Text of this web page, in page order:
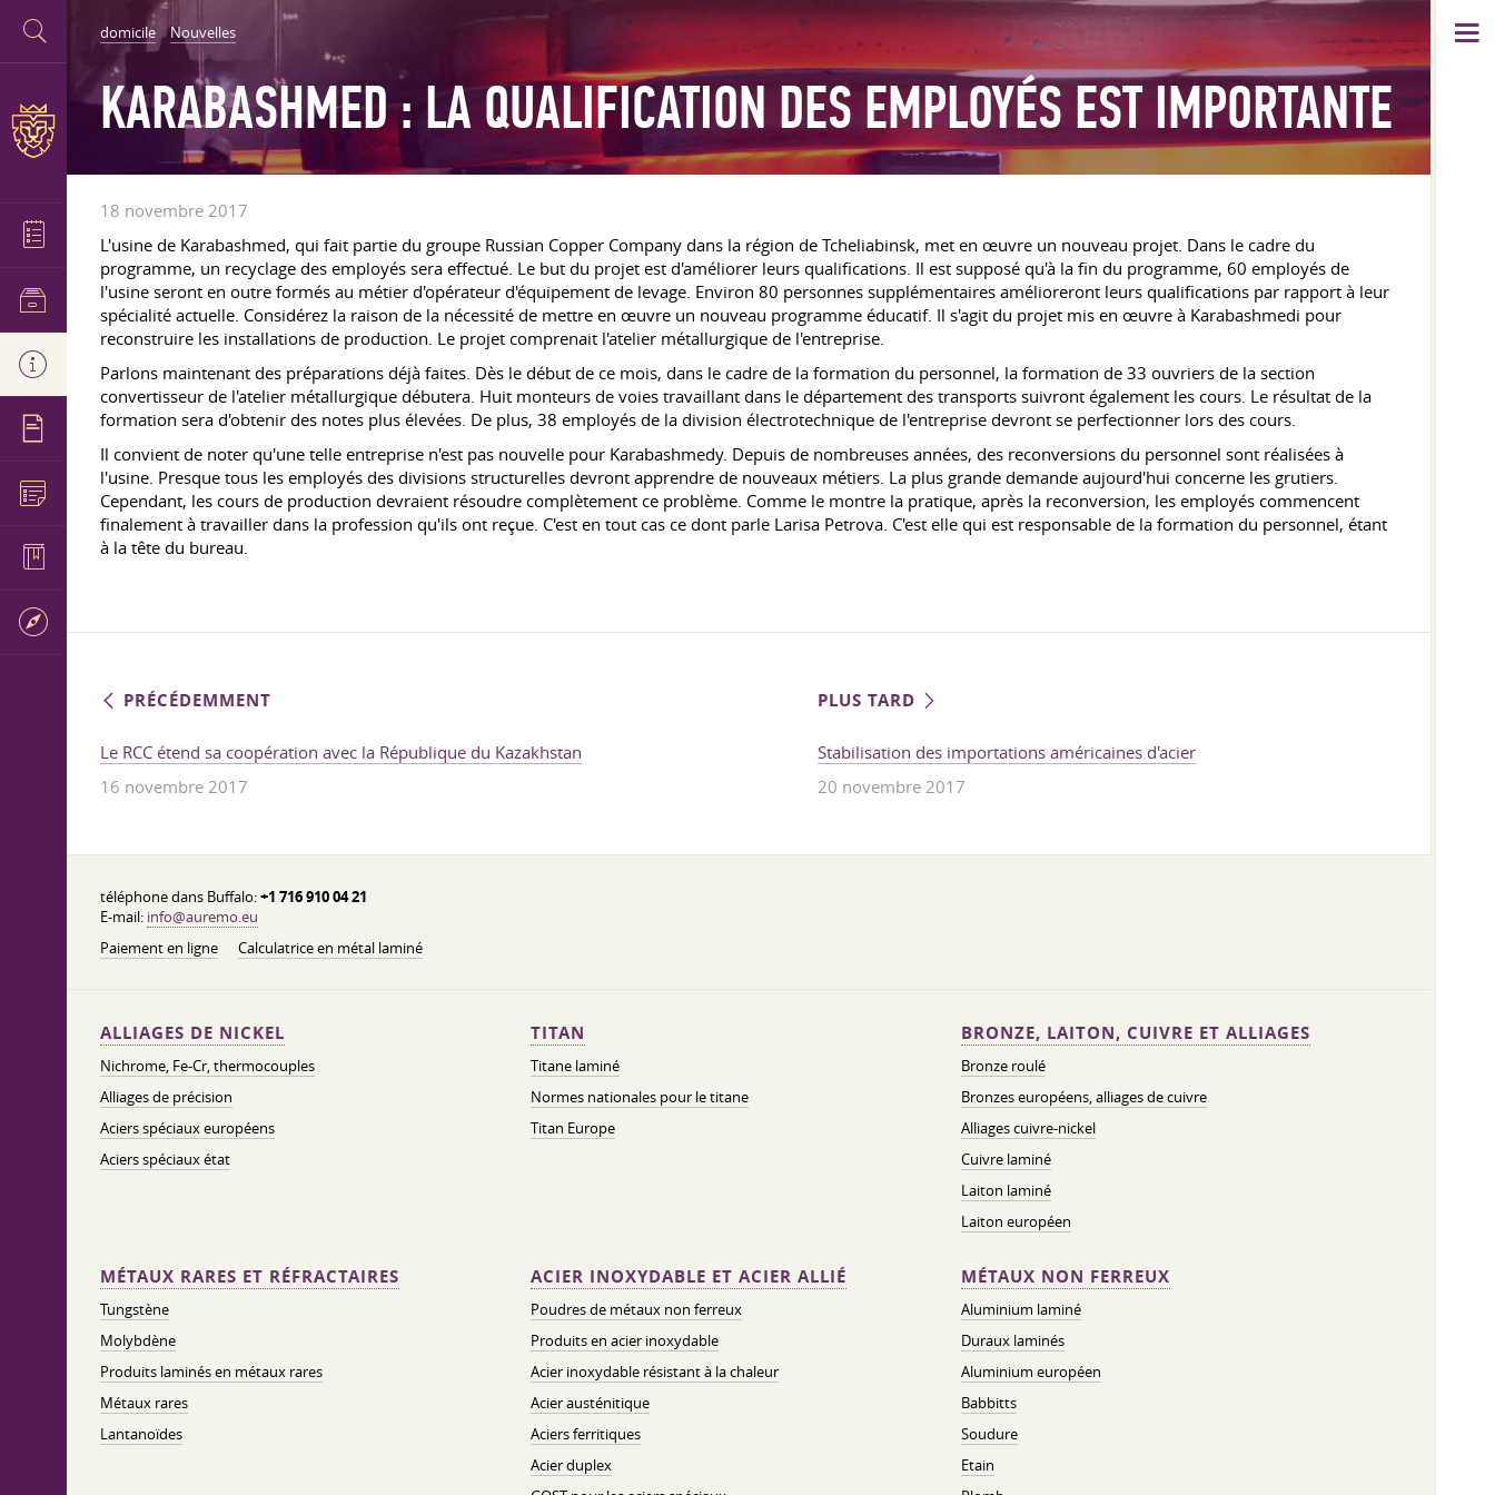
domicile Nouvelles
KARABASHMED : LA QUALIFICATION DES EMPLOYÉS EST IMPORTANTE
18 novembre 2017
L'usine de Karabashmed, qui fait partie du groupe Russian Copper Company dans la région de Tcheliabinsk, met en œuvre un nouveau projet. Dans le cadre du
programme, un recyclage des employés sera effectué. Le but du projet est d'améliorer leurs qualifications. Il est supposé qu'à la fin du programme, 60 employés de
l'usine seront en outre formés au métier d'opérateur d'équipement de levage. Environ 80 personnes supplémentaires amélioreront leurs qualifications par rapport à leur
spécialité actuelle. Considérez la raison de la nécessité de mettre en œuvre un nouveau programme éducatif. Il s'agit du projet mis en œuvre à Karabashmedi pour
reconstruire les installations de production. Le projet comprenait l'atelier métallurgique de l'entreprise.
Parlons maintenant des préparations déjà faites. Dès le début de ce mois, dans le cadre de la formation du personnel, la formation de 33 ouvriers de la section
convertisseur de l'atelier métallurgique débutera. Huit monteurs de voies travaillant dans le département des transports suivront également les cours. Le résultat de la
formation sera d'obtenir des notes plus élevées. De plus, 38 employés de la division électrotechnique de l'entreprise devront se perfectionner lors des cours.
Il convient de noter qu'une telle entreprise n'est pas nouvelle pour Karabashmedy. Depuis de nombreuses années, des reconversions du personnel sont réalisées à
l'usine. Presque tous les employés des divisions structurelles devront apprendre de nouveaux métiers. La plus grande demande aujourd'hui concerne les grutiers.
Cependant, les cours de production devraient résoudre complètement ce problème. Comme le montre la pratique, après la reconversion, les employés commencent
finalement à travailler dans la profession qu'ils ont reçue. C'est en tout cas ce dont parle Larisa Petrova. C'est elle qui est responsable de la formation du personnel, étant
à la tête du bureau.
PRÉCÉDEMMENT
Le RCC étend sa coopération avec la République du Kazakhstan
16 novembre 2017
PLUS TARD
Stabilisation des importations américaines d'acier
20 novembre 2017
téléphone dans Buffalo:+1 716 910 04 21
E-mail: info@auremo.eu
Paiement en ligne
Calculatrice en métal laminé
ALLIAGES DE NICKEL
Nichrome, Fe-Cr, thermocouples
Alliages de précision
Aciers spéciaux européens
Aciers spéciaux état
TITAN
Titane laminé
Normes nationales pour le titane
Titan Europe
BRONZE, LAITON, CUIVRE ET ALLIAGES
Bronze roulé
Bronzes européens, alliages de cuivre
Alliages cuivre-nickel
Cuivre laminé
Laiton laminé
Laiton européen
MÉTAUX RARES ET RÉFRACTAIRES
Tungstène
Molybdène
Produits laminés en métaux rares
Métaux rares
Lantanoïdes
ACIER INOXYDABLE ET ACIER ALLIÉ
Poudres de métaux non ferreux
Produits en acier inoxydable
Acier inoxydable résistant à la chaleur
Acier austénitique
Aciers ferritiques
Acier duplex
MÉTAUX NON FERREUX
Aluminium laminé
Duraux laminés
Aluminium européen
Babbitts
Soudure
Etain